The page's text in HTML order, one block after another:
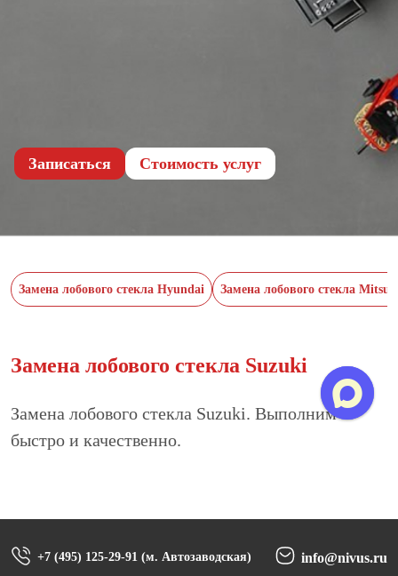
Записаться Cтоимость услуг
Замена лобового стекла Hyundai Замена лобового стекла
Замена лобового стекла Suzuki
Замена лобового стекла Suzuki. Выполним
быстро и качественно.
+7 (495) 125-29-91 (м. Автозаводская) info@nivus.ru